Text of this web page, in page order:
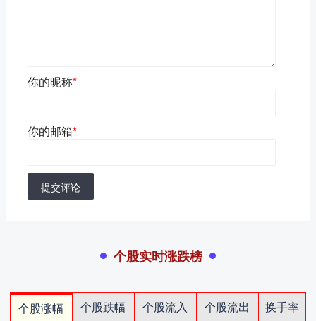
你的昵称*
你的邮箱*
提交评论
个股实时涨跌榜
个股涨幅 个股跌幅 个股流入 个股流出
换手率